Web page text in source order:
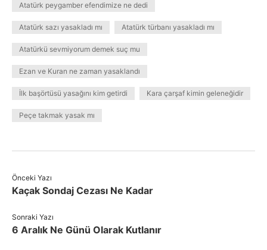
Atatürk peygamber efendimize ne dedi
Atatürk sazı yasakladı mı Atatürk türbanı yasakladı mı
Atatürkü sevmiyorum demek suç mu
Ezan ve Kuran ne zaman yasaklandı
İlk başörtüsü yasağını kim getirdi Kara çarşaf kimin geleneğidir
Peçe takmak yasak mı
Önceki Yazı
Kaçak Sondaj Cezası Ne Kadar
Sonraki Yazı
6 Aralık Ne Günü Olarak Kutlanır